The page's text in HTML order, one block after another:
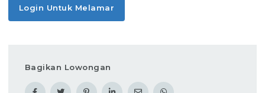
Login Untuk Melamar
Bagikan Lowongan